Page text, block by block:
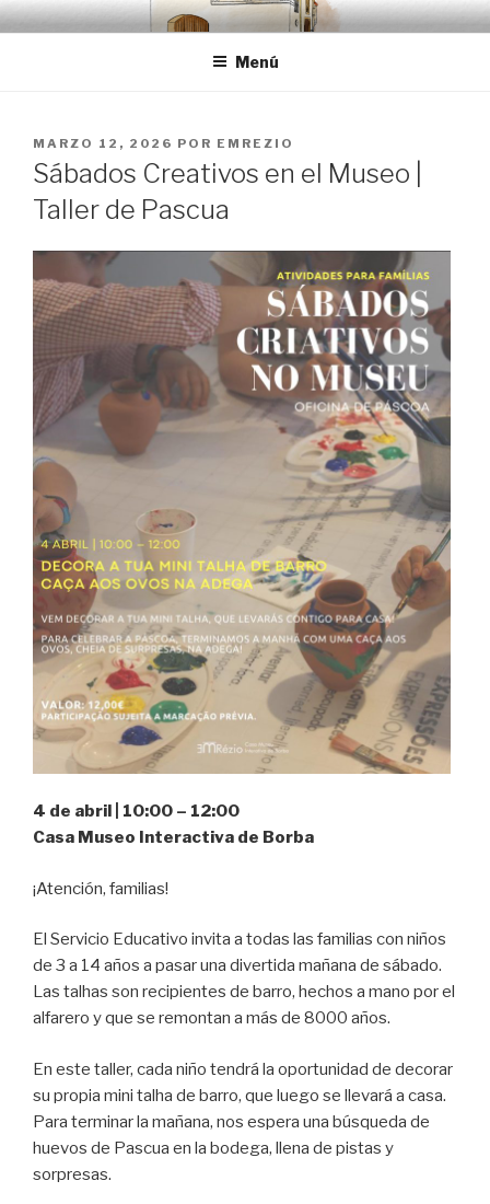
Saltar
al
EMRÉZIO
Casa Museu Interativa de Borba
Menú
PUBLICADO
EL
MARZO 12, 2026 POR EMREZIO
Sábados Creativos en el Museo |
Taller de Pascua
4 de abril | 10:00 – 12:00
Casa Museo Interactiva de Borba
¡Atención, familias!
El Servicio Educativo invita a todas las familias con niños
de 3 a 14 años a pasar una divertida mañana de sábado.
Las talhas son recipientes de barro, hechos a mano por el
alfarero y que se remontan a más de 8000 años.
En este taller, cada niño tendrá la oportunidad de decorar
su propia mini talha de barro, que luego se llevará a casa.
Para terminar la mañana, nos espera una búsqueda de
huevos de Pascua en la bodega, llena de pistas y
sorpresas.